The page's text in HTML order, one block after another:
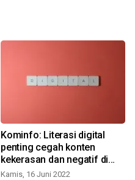
Kominfo: Literasi digital
penting cegah konten
kekerasan dan negatif di
medsos
Kamis, 16 Juni 2022